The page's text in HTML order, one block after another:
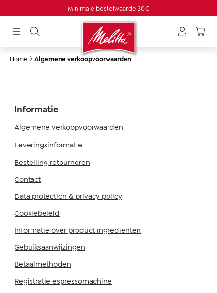
Minimale bestelwaarde 20€
Home Algemene verkoopvoorwaarden
Informatie
Algemene verkoopvoorwaarden
Leveringsinformatie
Bestelling retourneren
Contact
Data protection & privacy policy
Cookiebeleid
Informatie over product ingrediënten
Gebuiksaanwijzingen
Betaalmethoden
Registratie espressomachine